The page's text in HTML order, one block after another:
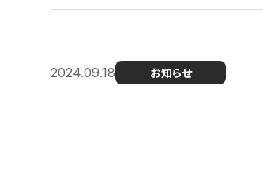
2024.09.18 お知らせ